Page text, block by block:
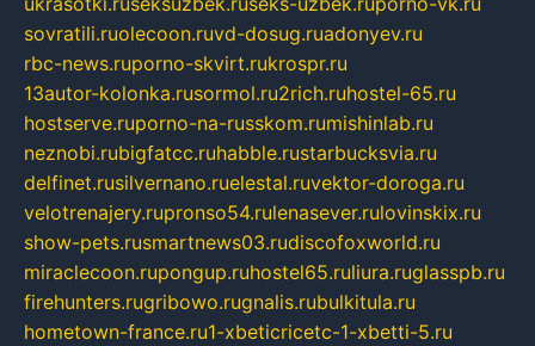
sovratili.ruolecoon.ruvd-dosug.ruadonyev.ru
rbc-news.ruporno-skvirt.rukrospr.ru
13autor-kolonka.rusormol.ru2rich.ruhostel-65.ru
hostserve.ruporno-na-russkom.rumishinlab.ru
neznobi.rubigfatcc.ruhabble.rustarbucksvia.ru
delfinet.rusilvernano.ruelestal.ruvektor-doroga.ru
velotrenajery.rupronso54.rulenasever.rulovinskix.ru
show-pets.rusmartnews03.rudiscofoxworld.ru
miraclecoon.rupongup.ruhostel65.ruliura.ruglasspb.ru
firehunters.rugribowo.rugnalis.rubulkitula.ru
hometown-france.ru1-xbeticricetc-1-xbetti-5.ru